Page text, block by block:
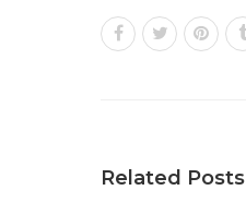
Related Posts